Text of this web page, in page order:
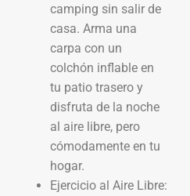
camping sin salir de
casa. Arma una
carpa con un
colchón inflable en
tu patio trasero y
disfruta de la noche
al aire libre, pero
cómodamente en tu
hogar.
Ejercicio al Aire Libre: